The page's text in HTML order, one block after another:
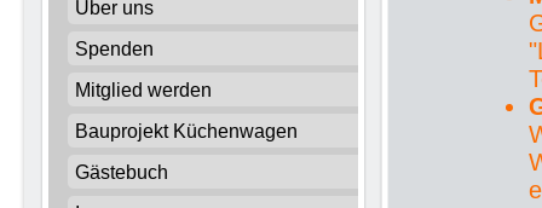
Über uns
Spenden
Mitglied werden
Bauprojekt Küchenwagen
Gästebuch